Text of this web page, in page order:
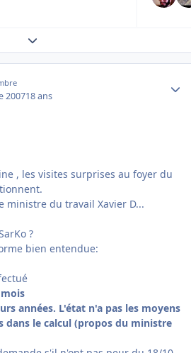
Expand topic overview
200718 ans
, les visites surprises au foyer du
ministre du travail Xavier D...
?
bien entendue:
années. L'état n'a pas les moyens
dans le calcul (propos du ministre